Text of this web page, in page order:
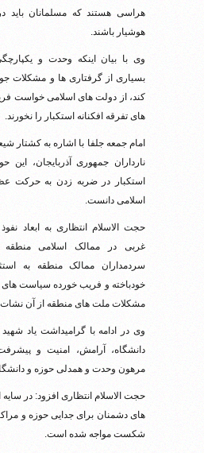
هراسی هستند که مسلمانان باید
هوشیار باشند.
وی با بیان اینکه وحدت و
بسیاری از گرفتاری ها و مشکلات
کند، از دولت های اسلامی خواست
های تفرقه افکنانه استکبار را نخورند.
امام جمعه جلفا با اشاره به کشتار
نارداران جمهوری آذربایجان، این
استکبار در ضربه زدن به حرکت
اسلامی دانست.
حجت الاسلام انتظاری به ابعاد
غربی در ممالک اسلامی منطقه
سردمداران ممالک منطقه به
خودباخته و فریب خورده سیاست های
مشکلات ملت های منطقه از آن
وی در ادامه با گرامیداشت یاد
دانشگاه، آرامش، امنیت و
مرهون وحدت و همدلی حوزه و
حجت الاسلام انتظاری افزود: در
های دشمنان برای جدایی حوزه و
شکست مواجه شده است.